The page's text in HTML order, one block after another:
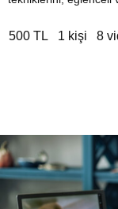
500 TL 1 kişi 8